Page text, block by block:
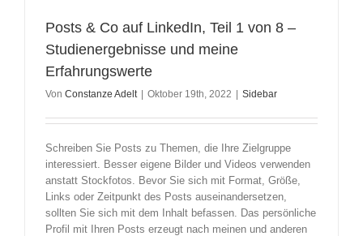
Posts & Co auf LinkedIn, Teil 1 von 8 –
Studienergebnisse und meine
Erfahrungswerte
Von Constanze Adelt | Oktober 19th, 2022 | Sidebar
Schreiben Sie Posts zu Themen, die Ihre Zielgruppe
interessiert. Besser eigene Bilder und Videos verwenden
anstatt Stockfotos. Bevor Sie sich mit Format, Größe,
Links oder Zeitpunkt des Posts auseinandersetzen,
sollten Sie sich mit dem Inhalt befassen. Das persönliche
Profil mit Ihren Posts erzeugt nach meinen und anderen